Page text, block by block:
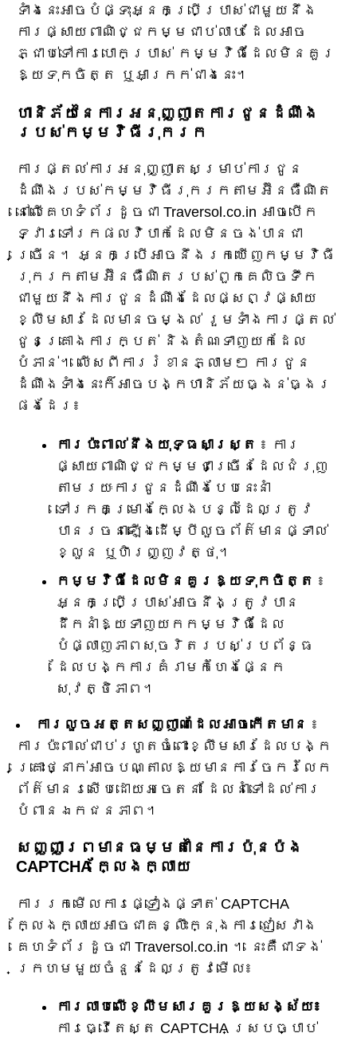
ទាំងនេះអាចបំផ្ទុះអ្នកប្រើប្រាស់ជាមួយនឹង
ការផ្សាយពាណិជ្ជកម្មជាប់លាប់ ដែលអាច
ភ្ជាប់ទៅការបោកប្រាស់ កម្មវិធីដែលមិនគួរ
ឱ្យទុកចិត្ត ឬអាក្រក់ជាងនេះ។
ហានិភ័យនៃការអនុញ្ញាតការជូនដំណឹង
របស់កម្មវិធីរុករក
ការផ្តល់ការអនុញ្ញាតសម្រាប់ការជូន
ដំណឹងរបស់កម្មវិធីរុករកតាមអ៊ីនធឺណិត
នៅលើគេហទំព័រដូចជា Traversol.co.in អាចបើក
ទ្វារទៅរកផលវិបាកដែលមិនចង់បានជា
ច្រើន។ អ្នក​ប្រើ​អាច​នឹង​រក​ឃើញ​កម្មវិធី
រុករក​តាម​អ៊ីនធឺណិត​របស់​ពួកគេ​លិច​ទឹក​
ជាមួយ​នឹង​ការ​ជូន​ដំណឹង​ដែល​ផ្សព្វផ្សាយ​
ខ្លឹមសារ​ដែល​មាន​ចម្ងល់ រួម​ទាំង​ការ​ផ្តល់​
ជូន​គ្រោងការ​ក្បត់ និង​តំណ​ទាញ​យក​ដែល​
បំភាន់។ លើសពីការរំខានភ្លាមៗ ការជូន
ដំណឹងទាំងនេះក៏អាចបង្កហានិភ័យធ្ងន់ធ្ងរ
ផងដែរ៖
ការប៉ះពាល់នឹងយុទ្ធសាស្ត្រ ៖ ការ
ផ្សាយពាណិជ្ជកម្មជាច្រើនដែលជំរុញ
តាមរយៈការជូនដំណឹងបែបនេះនាំ
ទៅរកគម្រោងក្លែងបន្លំដែលត្រូវ
បានរចនាឡើងដើម្បីលួចព័ត៌មានផ្ទាល់
ខ្លួន ឬហិរញ្ញវត្ថុ។
កម្មវិធីដែលមិនគួរឱ្យទុកចិត្ត ៖
អ្នកប្រើប្រាស់អាចនឹងត្រូវបាន
ដឹកនាំឱ្យទាញយកកម្មវិធីដែល
បំផ្លាញភាពសុចរិតរបស់ប្រព័ន្ធ
ដែលបង្កការគំរាមកំហែងផ្នែក
សុវត្ថិភាព។
ការលួចអត្តសញ្ញាណដែលអាចកើតមាន ៖
ការប៉ះពាល់ជាប់រហូតចំពោះខ្លឹមសារដែលបង្ក
គ្រោះថ្នាក់អាចបណ្តាលឱ្យមានការចែករំលែក
ព័ត៌មានរសើបដោយអចេតនា ដែលនាំទៅដល់ការ
បំពានឯកជនភាព។
សញ្ញាព្រមានធម្មតានៃការប៉ុនប៉ង
CAPTCHA ក្លែងក្លាយ
ការរកមើលការផ្ទៀងផ្ទាត់ CAPTCHA
ក្លែងក្លាយអាចជាគន្លឹះក្នុងការជៀសវាង
គេហទំព័រដូចជា Traversol.co.in ។ នេះគឺជាទង់
ក្រហមមួយចំនួនដែលត្រូវមើល៖
ការលាបលើខ្លឹមសារគួរឱ្យសង្ស័យ៖
ការធ្វើតេស្ត CAPTCHA ស្របច្បាប់